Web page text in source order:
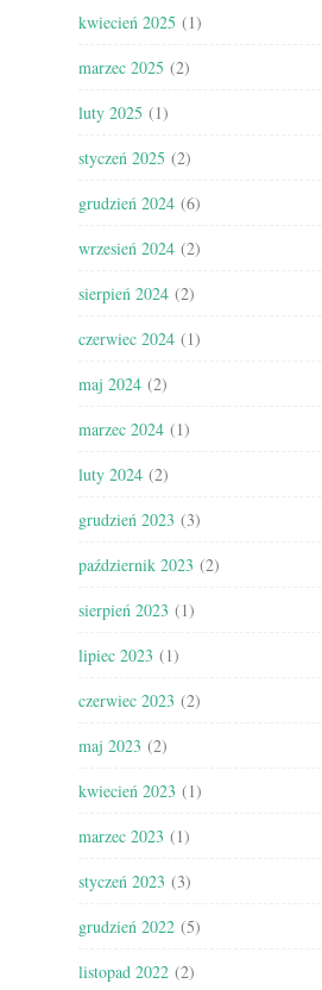
kwiecień 2025 (1)
marzec 2025 (2)
luty 2025 (1)
styczeń 2025 (2)
grudzień 2024 (6)
wrzesień 2024 (2)
sierpień 2024 (2)
czerwiec 2024 (1)
maj 2024 (2)
marzec 2024 (1)
luty 2024 (2)
grudzień 2023 (3)
październik 2023 (2)
sierpień 2023 (1)
lipiec 2023 (1)
czerwiec 2023 (2)
maj 2023 (2)
kwiecień 2023 (1)
marzec 2023 (1)
styczeń 2023 (3)
grudzień 2022 (5)
listopad 2022 (2)